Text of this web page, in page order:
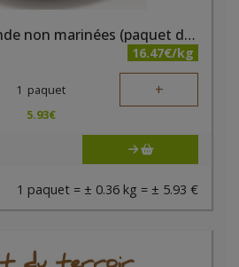
Brochettes de dinde non marinées (paquet de 2 pièces)
16.47€/kg
1 paquet +
5.93€
1 paquet = ± 0.36 kg = ± 5.93 €